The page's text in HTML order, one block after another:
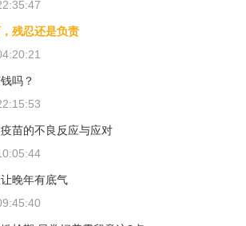
残忍还是负责
吗？
苗的不良反应与应对
晚年有底气